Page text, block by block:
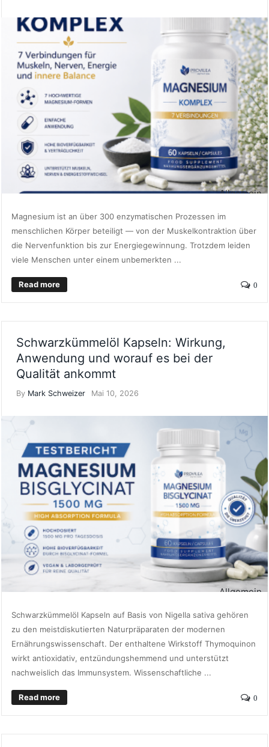
Allgemein
Magnesium ist an über 300 enzymatischen Prozessen im
menschlichen Körper beteiligt — von der Muskelkontraktion über
die Nervenfunktion bis zur Energiegewinnung. Trotzdem leiden
viele Menschen unter einem unbemerkten ...
Read more 0
Schwarzkümmelöl Kapseln: Wirkung,
Anwendung und worauf es bei der
Qualität ankommt
By Mark Schweizer Mai 10, 2026
Allgemein
Schwarzkümmelöl Kapseln auf Basis von Nigella sativa gehören
zu den meistdiskutierten Naturpräparaten der modernen
Ernährungswissenschaft. Der enthaltene Wirkstoff Thymoquinon
wirkt antioxidativ, entzündungshemmend und unterstützt
nachweislich das Immunsystem. Wissenschaftliche ...
Read more 0